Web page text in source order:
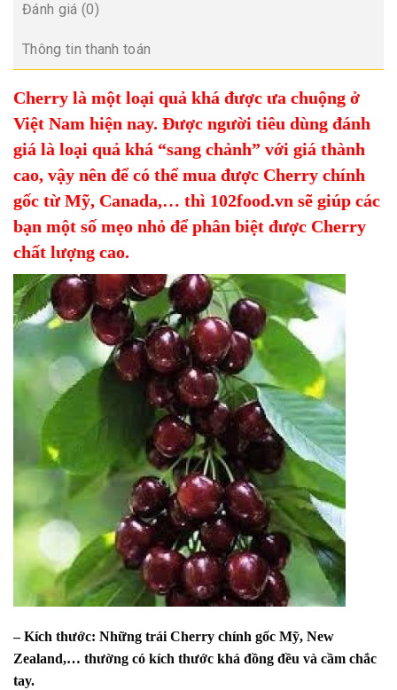
Đánh giá (0)
Thông tin thanh toán
Cherry là một loại quả khá được ưa chuộng ở
Việt Nam hiện nay. Được người tiêu dùng đánh
giá là loại quả khá “sang chảnh” với giá thành
cao, vậy nên để có thể mua được Cherry chính
gốc từ Mỹ, Canada,… thì 102food.vn sẽ giúp các
bạn một số mẹo nhỏ để phân biệt được Cherry
chất lượng cao.
– Kích thước: Những trái Cherry chính gốc Mỹ, New
Zealand,… thường có kích thước khá đồng đều và cầm chắc
tay.